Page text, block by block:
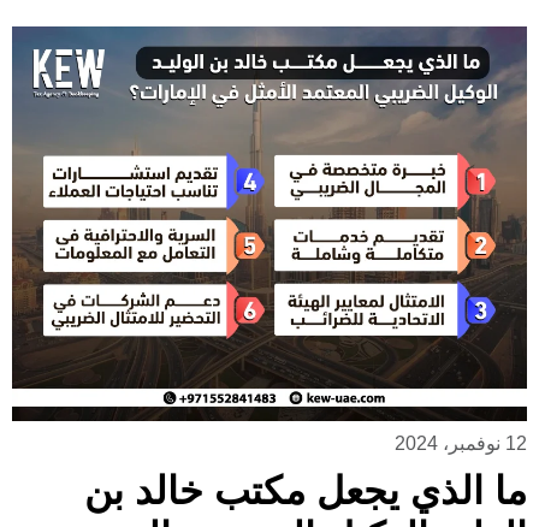
12 نوفمبر، 2024
ما الذي يجعل مكتب خالد بن